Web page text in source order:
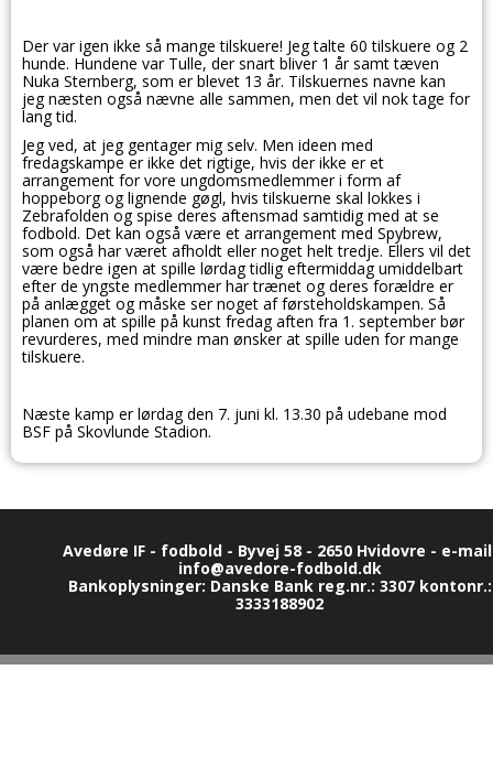
Der var igen ikke så mange tilskuere! Jeg talte 60 tilskuere og 2
hunde. Hundene var Tulle, der snart bliver 1 år samt tæven
Nuka Sternberg, som er blevet 13 år. Tilskuernes navne kan
jeg næsten også nævne alle sammen, men det vil nok tage for
lang tid.
Jeg ved, at jeg gentager mig selv. Men ideen med
fredagskampe er ikke det rigtige, hvis der ikke er et
arrangement for vore ungdomsmedlemmer i form af
hoppeborg og lignende gøgl, hvis tilskuerne skal lokkes i
Zebrafolden og spise deres aftensmad samtidig med at se
fodbold. Det kan også være et arrangement med Spybrew,
som også har været afholdt eller noget helt tredje. Ellers vil det
være bedre igen at spille lørdag tidlig eftermiddag umiddelbart
efter de yngste medlemmer har trænet og deres forældre er
på anlægget og måske ser noget af førsteholdskampen. Så
planen om at spille på kunst fredag aften fra 1. september bør
revurderes, med mindre man ønsker at spille uden for mange
tilskuere.
Næste kamp er lørdag den 7. juni kl. 13.30 på udebane mod
BSF på Skovlunde Stadion.
Avedøre IF - fodbold - Byvej 58 - 2650 Hvidovre - e-
info@avedore-fodbold.dk
Bankoplysninger: Danske Bank reg.nr.: 3307 kontonr.:
3333188902